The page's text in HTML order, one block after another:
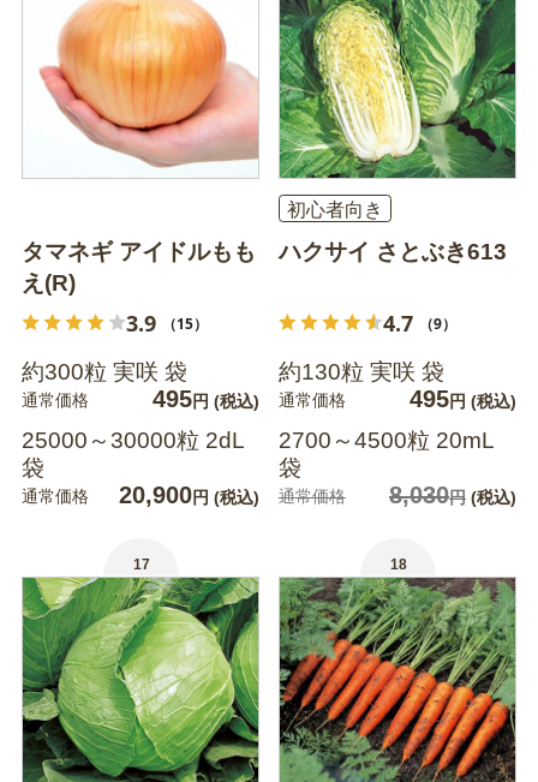
タマネギ アイドルもも
え(R)
3.9 （15）
約300粒 実咲 袋
通常価格 495円 (税込)
25000～30000粒 2dL
袋
通常価格 20,900円 (税込)
初心者向き
ハクサイ さとぶき613
4.7 （9）
約130粒 実咲 袋
通常価格 495円 (税込)
2700～4500粒 20mL
袋
通常価格 8,030円 (税込)
17 18